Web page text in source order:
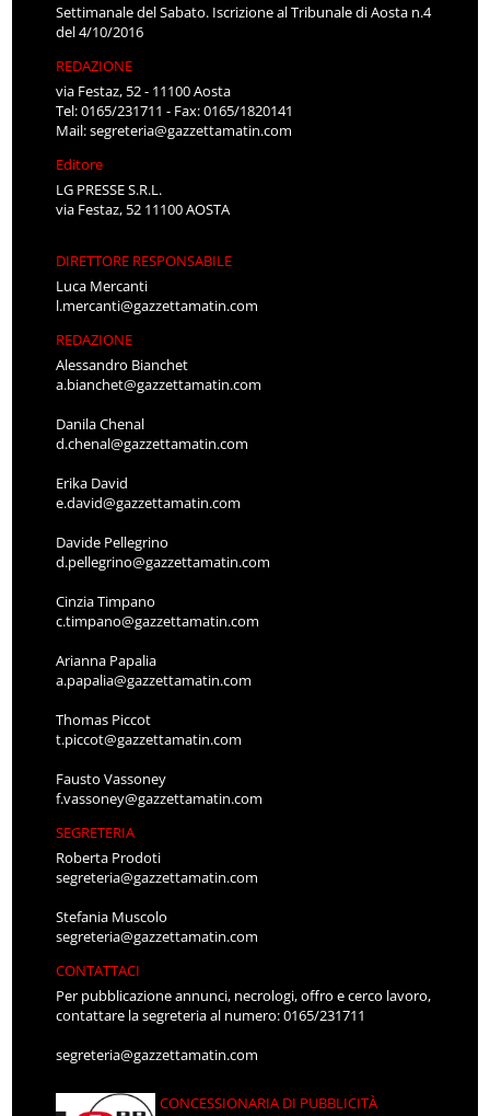
Settimanale del Sabato. Iscrizione al Tribunale di Aosta n.4
del 4/10/2016
REDAZIONE
via Festaz, 52 - 11100 Aosta
Tel: 0165/231711 - Fax: 0165/1820141
Mail:segreteria@gazzettamatin.com
Editore
LG PRESSE S.R.L.
via Festaz, 52 11100 AOSTA
DIRETTORE RESPONSABILE
Luca Mercanti
l.mercanti@gazzettamatin.com
REDAZIONE
Alessandro Bianchet
a.bianchet@gazzettamatin.com
Danila Chenal
d.chenal@gazzettamatin.com
Erika David
e.david@gazzettamatin.com
Davide Pellegrino
d.pellegrino@gazzettamatin.com
Cinzia Timpano
c.timpano@gazzettamatin.com
Arianna Papalia
a.papalia@gazzettamatin.com
Thomas Piccot
t.piccot@gazzettamatin.com
Fausto Vassoney
f.vassoney@gazzettamatin.com
SEGRETERIA
Roberta Prodoti
segreteria@gazzettamatin.com
Stefania Muscolo
segreteria@gazzettamatin.com
CONTATTACI
Per pubblicazione annunci, necrologi, offro e cerco lavoro,
contattare la segreteria al numero: 0165/231711
segreteria@gazzettamatin.com
CONCESSIONARIA DI PUBBLICITÀ